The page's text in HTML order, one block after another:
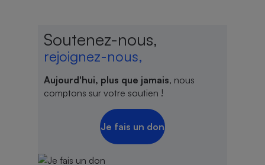
Soutenez-nous,
rejoignez-nous,
Aujourd'hui, plus que jamais, nous
comptons sur votre soutien !
Je fais un don